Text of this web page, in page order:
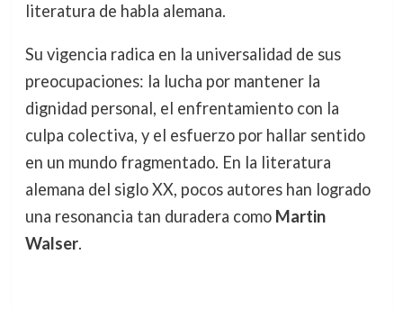
literatura de habla alemana.
Su vigencia radica en la universalidad de sus
preocupaciones: la lucha por mantener la
dignidad personal, el enfrentamiento con la
culpa colectiva, y el esfuerzo por hallar sentido
en un mundo fragmentado. En la literatura
alemana del siglo XX, pocos autores han logrado
una resonancia tan duradera como Martin
Walser.